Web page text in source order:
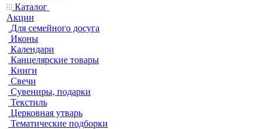
Каталог
Акции
Для семейного досуга
Иконы
Календари
Канцелярские товары
Книги
Свечи
Сувениры, подарки
Текстиль
Церковная утварь
Тематические подборки